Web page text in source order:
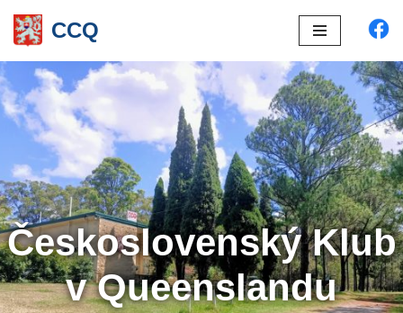
Přeskočit
obsah
CCQ
Československý Klub
v Queenslandu